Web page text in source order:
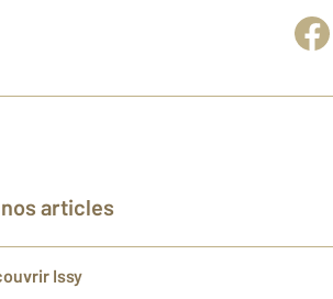
nos articles
Issy